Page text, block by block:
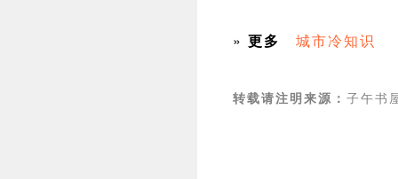
» 更多 城市冷知识
转载请注明来源： 子午书